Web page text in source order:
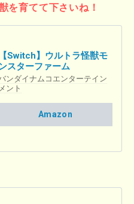
を育てて下さいね！
【Switch】ウルトラ怪獣モ
スターファーム
ンダイナムコエンターテイン
メント
Amazon